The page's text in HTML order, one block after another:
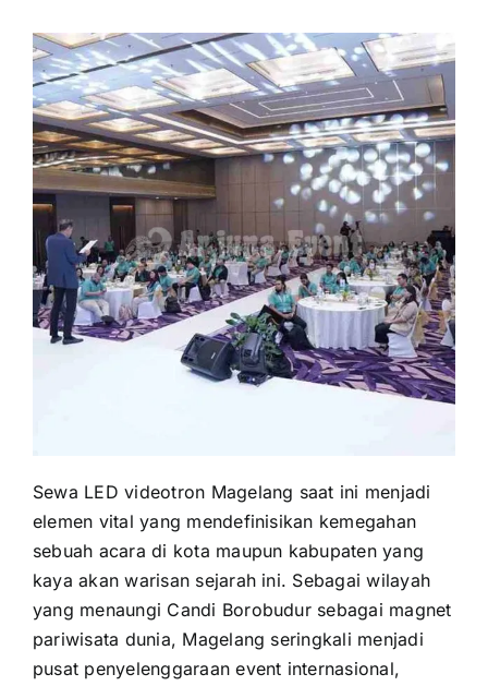
Sewa LED videotron Magelang saat ini menjadi
elemen vital yang mendefinisikan kemegahan
sebuah acara di kota maupun kabupaten yang
kaya akan warisan sejarah ini. Sebagai wilayah
yang menaungi Candi Borobudur sebagai magnet
pariwisata dunia, Magelang seringkali menjadi
pusat penyelenggaraan event internasional,